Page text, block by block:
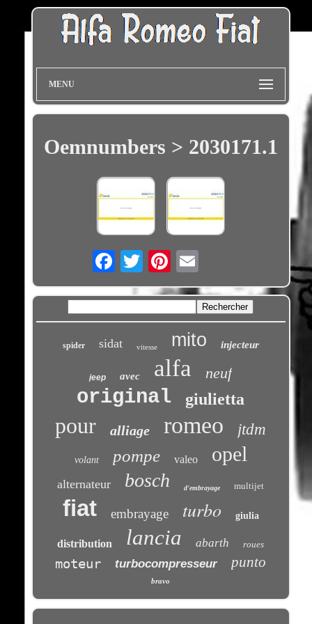
MENU
Oemnumbers > 2030171.1
Email
spider sidat vitesse mito injecteur
jeep avec alfa neuf
original giulietta
pour alliage romeo jtdm
volant pompe valeo opel
alternateur bosch d'embrayage multijet
fiat embrayage turbo giulia
distribution lancia abarth roues
moteur turbocompresseur punto
bravo